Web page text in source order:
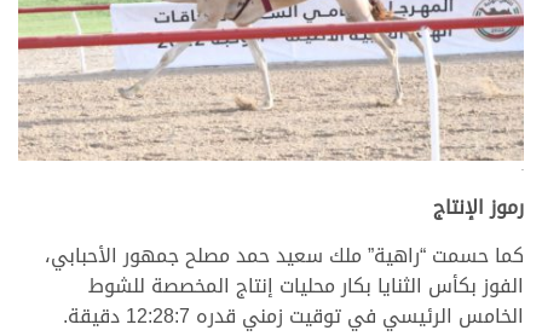
.
رموز الإنتاج
كما حسمت “راهية” ملك سعيد حمد مصلح جمهور الأحبابي،
الفوز بكأس الثنايا بكار محليات إنتاج المخصصة للشوط
الخامس الرئيسي في توقيت زمني قدره 12:28:7 دقيقة.